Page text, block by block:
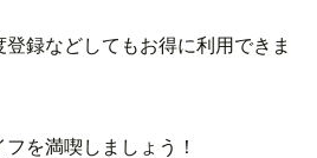
録などしてもお得に利用できま
を満喫しましょう！